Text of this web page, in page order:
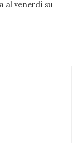
al venerdì su